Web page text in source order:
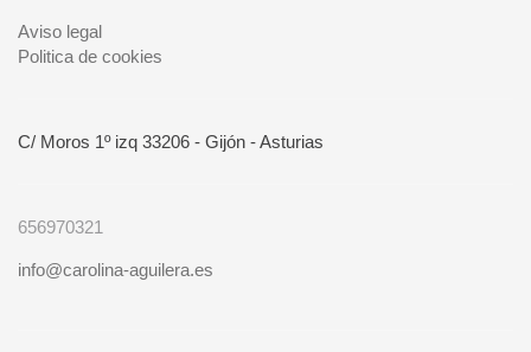
Aviso legal
Politica de cookies
C/ Moros 1º izq 33206 - Gijón - Asturias
656970321
info@carolina-aguilera.es